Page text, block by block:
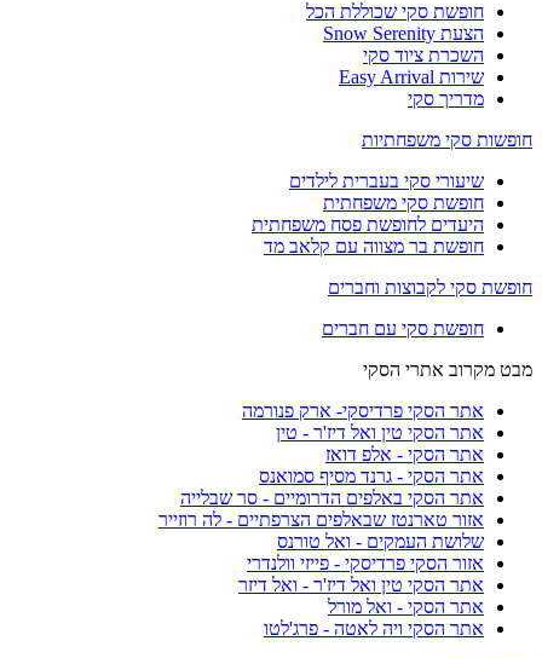
חופשת סקי שכוללת הכל
הצעת Snow Serenity
השכרת ציוד סקי
שירות Easy Arrival
מדריך סקי
חופשות סקי משפחתיות
שיעורי סקי בעברית לילדים
חופשת סקי משפחתית
היעדים לחופשת פסח משפחתית
חופשת בר מצווה עם קלאב מד
חופשת סקי לקבוצות וחברים
חופשת סקי עם חברים
מבט מקרוב אתרי הסקי
אתר הסקי פרדיסקי- ארק פנורמה
אתר הסקי טין ואל דיז'ר - טין
אתר הסקי - אלפ דואז
אתר הסקי - גרנד מסיף סמואנס
אתר הסקי באלפים הדרומיים - סר שבלייה
אזור טארנטז שבאלפים הצרפתיים - לה רוזייר
שלושת העמקים - ואל טורנס
אזור הסקי פרדיסקי - פייזי וולנדרי
אתר הסקי טין ואל דיז'ר - ואל דיזר
אתר הסקי - ואל מורל
אתר הסקי ויה לאטה - פרג'לטו